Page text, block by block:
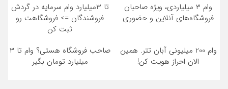
وام ۳ میلیاردی، ویژه صاحبان
فروشگاه‌های آنلاین و حضوری
تا 3میلیارد وام سرمایه در گردش
فروشندگان => فروشگاهت رو
ثبت کن
وام 200 میلیونی آبان تتر. همین
الان احراز هویت کن!
صاحب فروشگاه هستی؟ وام تا ۳
میلیارد تومان بگیر